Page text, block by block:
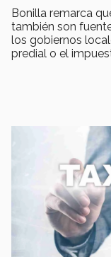
Bonilla remarca
también son
los gobiernos
predial o el